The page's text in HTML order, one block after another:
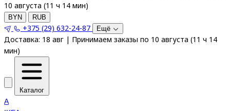
10 августа (11 ч 14 мин)
BYN RUB
+375 (29) 632-24-87 Ещё
Доставка: 18 авг | Принимаем заказы по 10 августа (11 ч 14
мин)
Каталог
A